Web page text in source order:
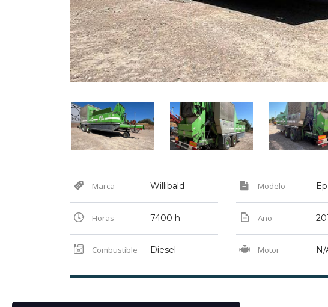
Marca Willibald Modelo
Horas 7400 h Año
Combustible Diesel Motor N/